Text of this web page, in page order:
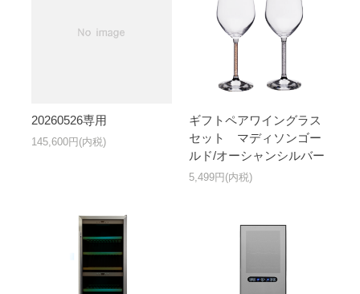
20260526専用
145,600円(内税)
ギフトペアワイングラス
セット マディソンゴー
ルド/オーシャンシルバー
5,499円(内税)